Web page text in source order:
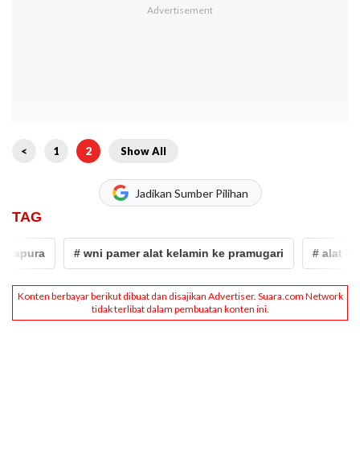
< 1 2 Show All
Jadikan Sumber Pilihan
TAG
# wni pamer alat kelamin ke pramugari # alat